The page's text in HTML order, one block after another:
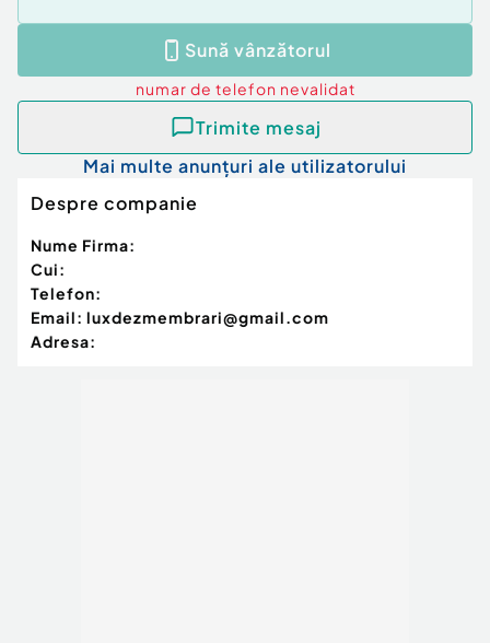
Sună vânzătorul
numar de telefon nevalidat
Trimite mesaj
Mai multe anunțuri ale utilizatorului
Despre companie
Nume Firma:
Cui:
Telefon:
Email: luxdezmembrari@gmail.com
Adresa: